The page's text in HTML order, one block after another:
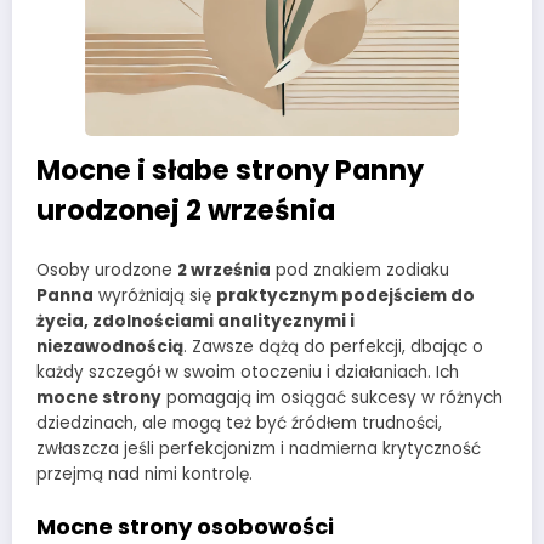
Mocne i słabe strony Panny
urodzonej 2 września
Osoby urodzone 2 września pod znakiem zodiaku
Panna wyróżniają się praktycznym podejściem do
życia, zdolnościami analitycznymi i
niezawodnością. Zawsze dążą do perfekcji, dbając o
każdy szczegół w swoim otoczeniu i działaniach. Ich
mocne strony pomagają im osiągać sukcesy w różnych
dziedzinach, ale mogą też być źródłem trudności,
zwłaszcza jeśli perfekcjonizm i nadmierna krytyczność
przejmą nad nimi kontrolę.
Mocne strony osobowości